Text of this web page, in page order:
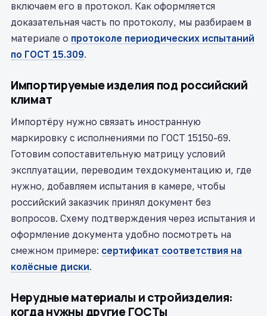
включаем его в протокол. Как оформляется
доказательная часть по протоколу, мы разбираем в
материале о протоколе периодических испытаний
по ГОСТ 15.309.
Импортируемые изделия под российский
климат
Импортёру нужно связать иностранную
маркировку с исполнениями по ГОСТ 15150-69.
Готовим сопоставительную матрицу условий
эксплуатации, переводим техдокументацию и, где
нужно, добавляем испытания в камере, чтобы
российский заказчик принял документ без
вопросов. Схему подтверждения через испытания и
оформление документа удобно посмотреть на
смежном примере: сертификат соответствия на
колёсные диски.
Нерудные материалы и стройизделия:
когда нужны другие ГОСТы